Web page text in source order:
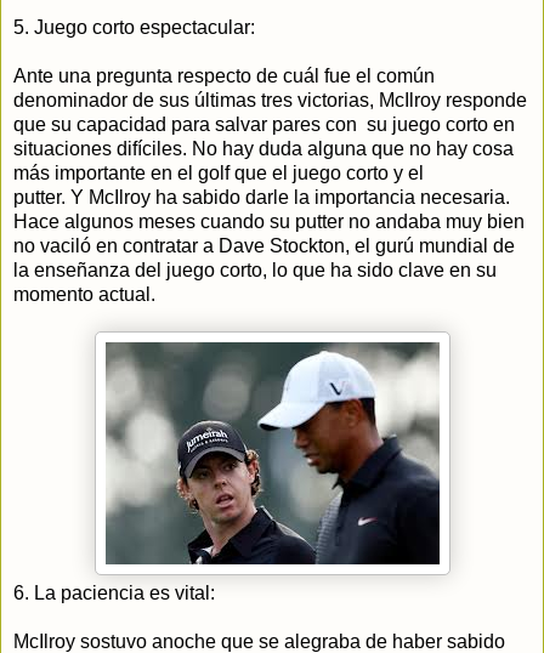
5. Juego corto espectacular:
Ante una pregunta respecto de cuál fue el común
denominador de sus últimas tres victorias, McIlroy responde
que su capacidad para salvar pares con su juego corto en
situaciones difíciles. No hay duda alguna que no hay cosa
más importante en el golf que el juego corto y el
putter. Y McIlroy ha sabido darle la importancia necesaria.
Hace algunos meses cuando su putter no andaba muy bien
no vaciló en contratar a Dave Stockton, el gurú mundial de
la enseñanza del juego corto, lo que ha sido clave en su
momento actual.
6. La paciencia es vital:
McIlroy sostuvo anoche que se alegraba de haber sabido